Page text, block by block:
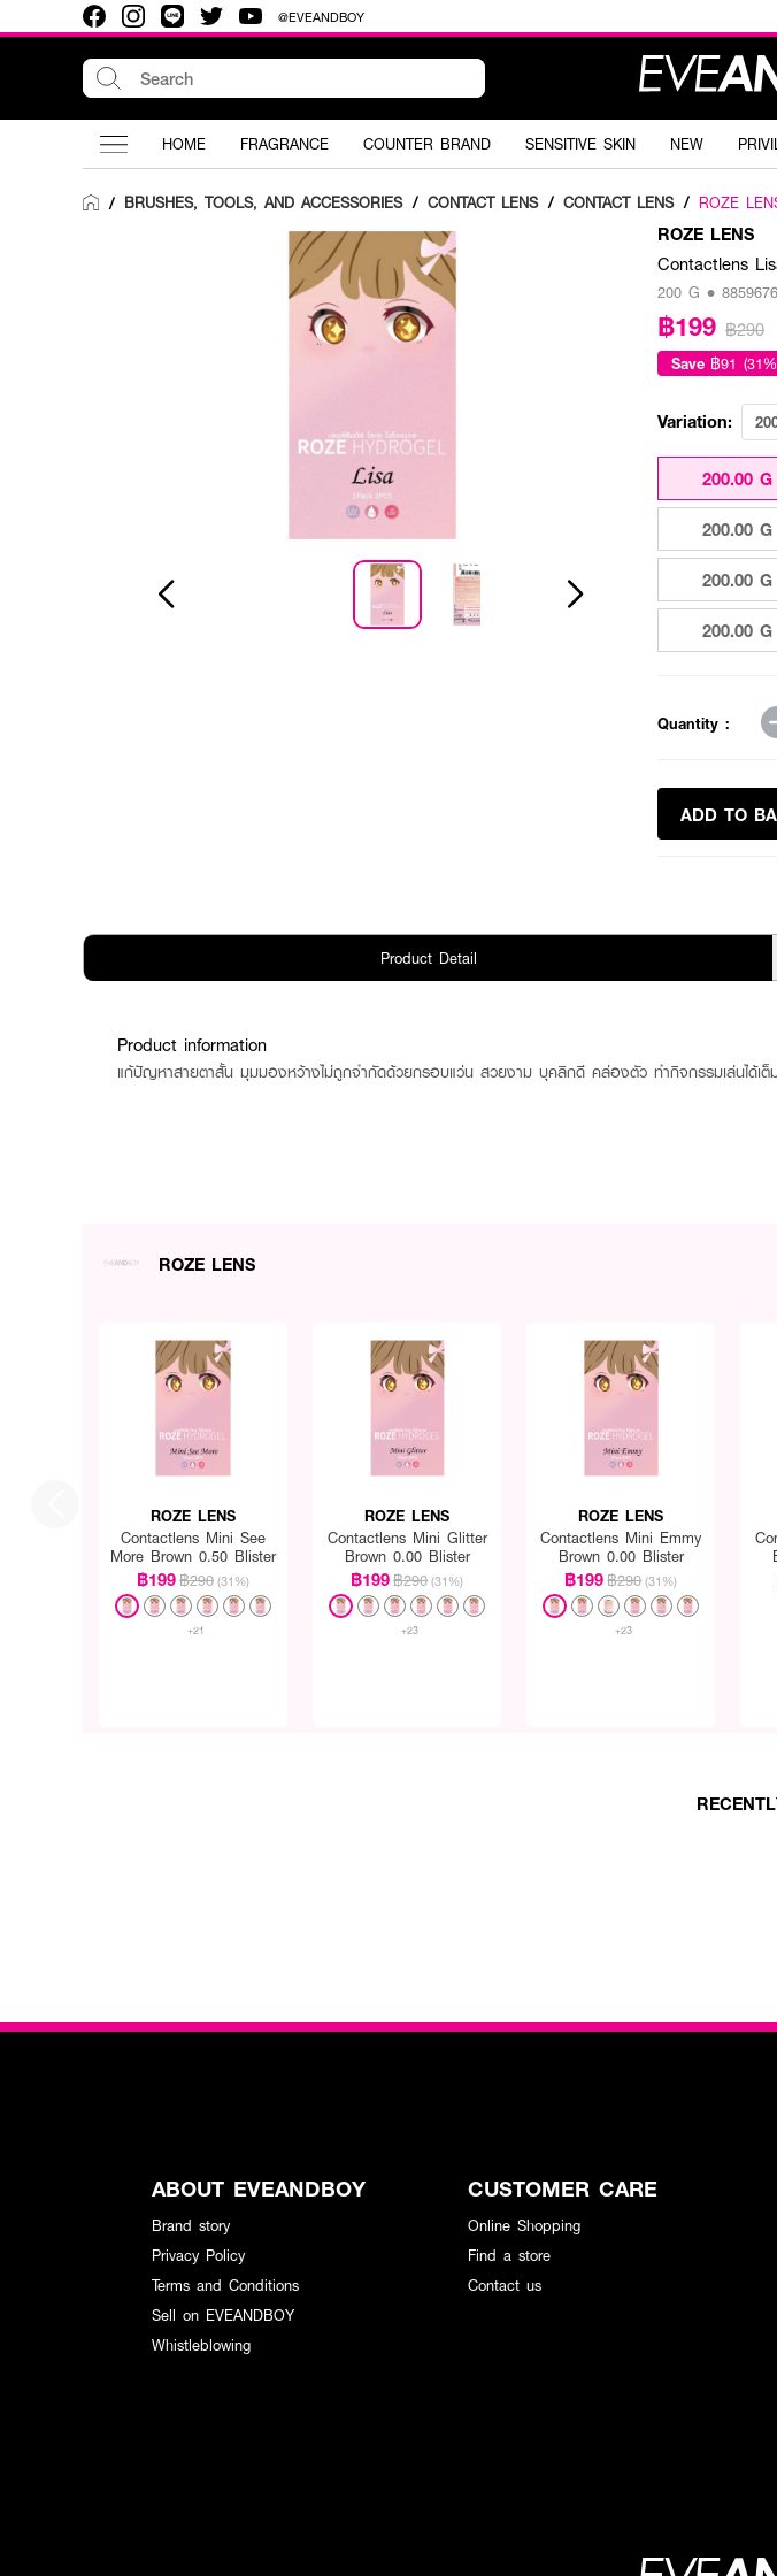
@EVEANDBOY
HOME FRAGRANCE COUNTER BRAND SENSITIVE SKIN NEW
/ BRUSHES, TOOLS, AND ACCESSORIES / CONTACT LENS / CONTACT LENS / ROZE
ROZE LENS
Contactlens
200 G •
฿199 ฿290
Save ฿91
Variation:
200.00 G
200.00 G
200.00 G
200.00 G
Quantity :
ADD TO
Product Detail
Product information
แก้ปัญหาสายตาสั้น มุมมองหว้างไม่ถูกจำกัดด้วยกรอบแว่น สวยงาม บุคลิกดี คล่องตัว ทำกิจกรรมเล่นได้เต็
ROZE LENS
ROZE LENS
Contactlens Mini See
More Brown 0.50 Blister
฿199฿290 (31%)
+21
ROZE LENS
Contactlens Mini Glitter
Brown 0.00 Blister
฿199฿290 (31%)
+23
ROZE LENS
Contactlens Mini Emmy
Brown 0.00 Blister
฿199฿290 (31%)
+23
ABOUT EVEANDBOY
Brand story
Privacy Policy
Terms and Conditions
Sell on EVEANDBOY
Whistleblowing
CUSTOMER CARE
Online Shopping
Find a store
Contact us